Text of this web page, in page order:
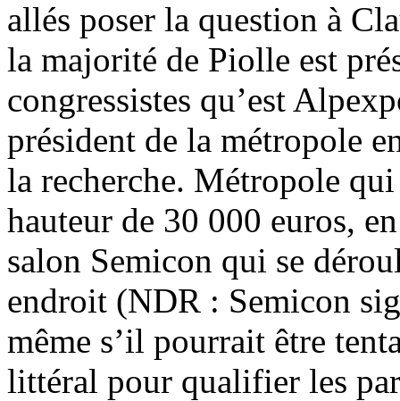
allés poser la question à
la majorité de Piolle est
congressistes qu’est
président de la métropole
la recherche. Métropole
hauteur de 30 000 euros,
salon Semicon qui se
endroit (NDR : Semicon
même s’il pourrait être
littéral pour qualifier les